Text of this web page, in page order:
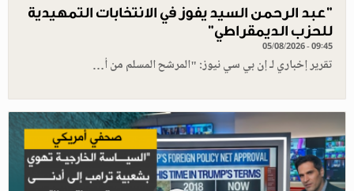
"عبد الرحمن السيد يفوز في الانتخابات التمهيدية
للحزب الديمقراطي"
05/08/2026 - 09:45
تقرير إخباري لـ إن بي سي نيوز: "المرشح المسلم من أ…